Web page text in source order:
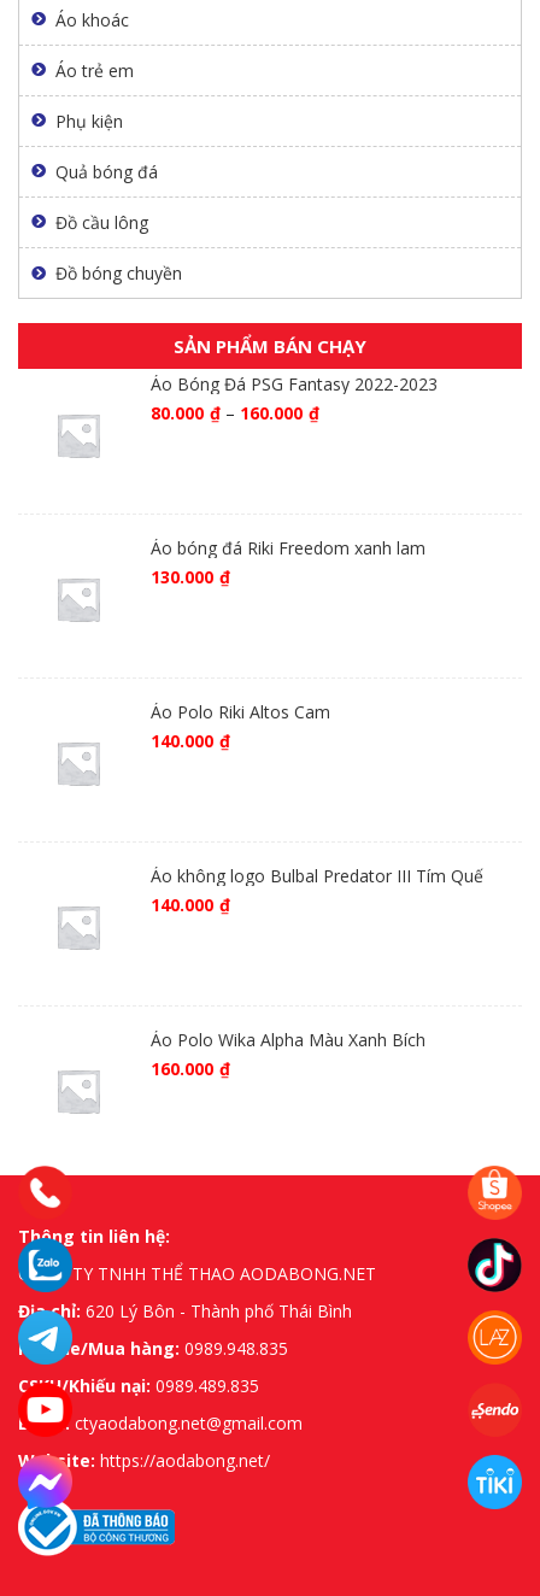
Áo khoác
Áo trẻ em
Phụ kiện
Quả bóng đá
Đồ cầu lông
Đồ bóng chuyền
SẢN PHẨM BÁN CHẠY
Áo Bóng Đá PSG Fantasy 2022-2023
80.000 ₫ – 160.000 ₫
Áo bóng đá Riki Freedom xanh lam
130.000 ₫
Áo Polo Riki Altos Cam
140.000 ₫
Áo không logo Bulbal Predator III Tím Quế
140.000 ₫
Áo Polo Wika Alpha Màu Xanh Bích
160.000 ₫
Thông tin liên hệ:
CÔNG TY TNHH THỂ THAO AODABONG.NET
Địa chỉ: 620 Lý Bôn - Thành phố Thái Bình
Hotline/Mua hàng: 0989.948.835
CSKH/Khiếu nại: 0989.489.835
Email:ctyaodabong.net@gmail.com
Website: https://aodabong.net/